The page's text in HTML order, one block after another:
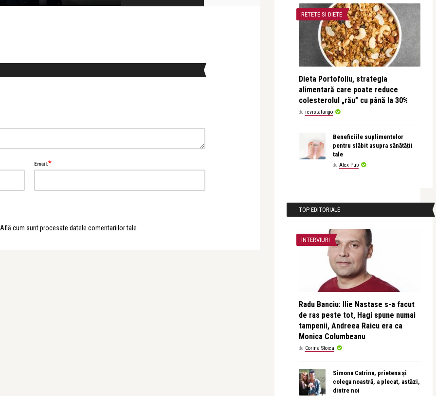
Email:*
Află cum sunt procesate datele comentariilor tale
RETETE SI DIETE
Dieta Portofoliu, strategia
alimentară care poate reduce
colesterolul „rău” cu până la 30%
de revistatango
Beneficiile suplimentelor
pentru slăbit asupra sănătății
tale
de Alex Pub
TOP EDITORIALE
INTERVIURI
Radu Banciu: Ilie Nastase s-a facut
de ras peste tot, Hagi spune numai
tampenii, Andreea Raicu era ca
Monica Columbeanu
de Corina Stoica
Simona Catrina, prietena și
colega noastră, a plecat, astăzi,
dintre noi